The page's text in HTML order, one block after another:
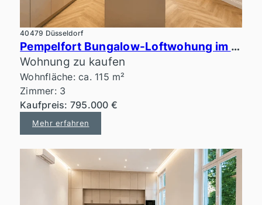
40479 Düsseldorf
Pempelfort Bungalow-Loftwohung im ruhigen Innenhof
Wohnung zu kaufen
Wohnfläche: ca. 115 m²
Zimmer: 3
Kaufpreis: 795.000 €
Mehr erfahren